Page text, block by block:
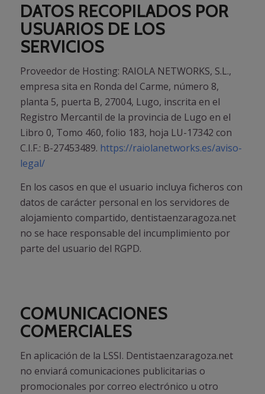
DATOS RECOPILADOS POR
USUARIOS DE LOS
SERVICIOS
Proveedor de Hosting: RAIOLA NETWORKS, S.L.,
empresa sita en Ronda del Carme, número 8,
planta 5, puerta B, 27004, Lugo, inscrita en el
Registro Mercantil de la provincia de Lugo en el
Libro 0, Tomo 460, folio 183, hoja LU-17342 con
C.I.F.: B-27453489. https://raiolanetworks.es/aviso-
legal/
En los casos en que el usuario incluya ficheros con
datos de carácter personal en los servidores de
alojamiento compartido, dentistaenzaragoza.net
no se hace responsable del incumplimiento por
parte del usuario del RGPD.
COMUNICACIONES
COMERCIALES
En aplicación de la LSSI. Dentistaenzaragoza.net
no enviará comunicaciones publicitarias o
promocionales por correo electrónico u otro